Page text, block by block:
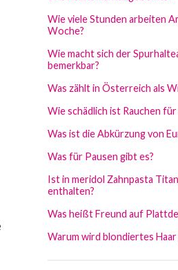
Wie viele Stunden arbeiten
Woche?
Wie macht sich der
bemerkbar?
Was zählt in Österreich als
Wie schädlich ist Rauchen für
Was ist die Abkürzung von
Was für Pausen gibt es?
Ist in meridol Zahnpasta
enthalten?
Was heißt Freund auf
Warum wird blondiertes Haar